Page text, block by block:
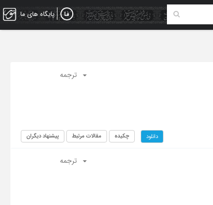
پایگاه های ما
ترجمه
دانلود چکیده مقالات مرتبط پیشنهاد دیگران
ترجمه